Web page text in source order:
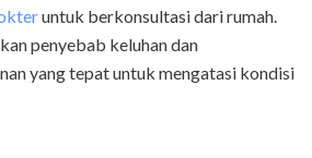
untuk berkonsultasi dari rumah.
penyebab keluhan dan
yang tepat untuk mengatasi kondisi